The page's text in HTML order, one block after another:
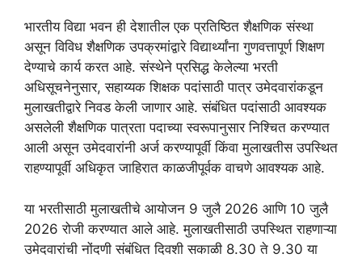
भारतीय विद्या भवन ही देशातील एक प्रतिष्ठित शैक्षणिक संस्था
असून विविध शैक्षणिक उपक्रमांद्वारे विद्यार्थ्यांना गुणवत्तापूर्ण शिक्षण
देण्याचे कार्य करत आहे. संस्थेने प्रसिद्ध केलेल्या भरती
अधिसूचनेनुसार, सहाय्यक शिक्षक पदांसाठी पात्र उमेदवारांकडून
मुलाखतीद्वारे निवड केली जाणार आहे. संबंधित पदांसाठी आवश्यक
असलेली शैक्षणिक पात्रता पदाच्या स्वरूपानुसार निश्चित करण्यात
आली असून उमेदवारांनी अर्ज करण्यापूर्वी किंवा मुलाखतीस उपस्थित
राहण्यापूर्वी अधिकृत जाहिरात काळजीपूर्वक वाचणे आवश्यक आहे.
या भरतीसाठी मुलाखतीचे आयोजन 9 जुलै 2026 आणि 10 जुलै
2026 रोजी करण्यात आले आहे. मुलाखतीसाठी उपस्थित राहणाऱ्या
उमेदवारांची नोंदणी संबंधित दिवशी सकाळी 8.30 ते 9.30 या